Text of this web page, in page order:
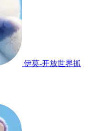
伊莫-开放世界抓